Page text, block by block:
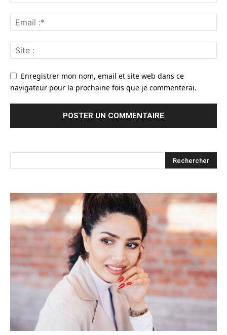
Enregistrer mon nom, email et site web dans ce
navigateur pour la prochaine fois que je commenterai.